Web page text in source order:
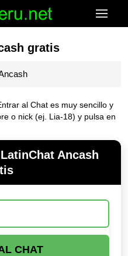
gratis
al Chat es muy sencillo y
o nick (ej. Lia-18) y pulsa en
Ancash
CHAT